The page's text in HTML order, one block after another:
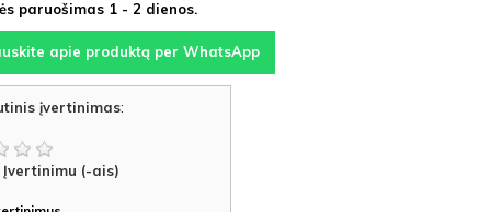
paruošimas 1 - 2 dienos.
apie produktą per WhatsApp
įvertinimas:
Įvertinimu (-ais)